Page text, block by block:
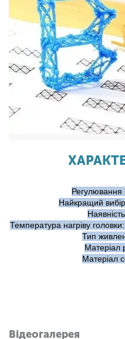
Регулювання
Найкращий вибір
Температура нагріву
Тип
Матеріал
Матеріал
Відеогалерея